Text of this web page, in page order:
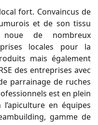
fort. Convaincus de
et de son tissu
noue de nombreux
locales pour la
mais également
des entreprises avec
parrainage de ruches
est en plein
en équipes
gamme de